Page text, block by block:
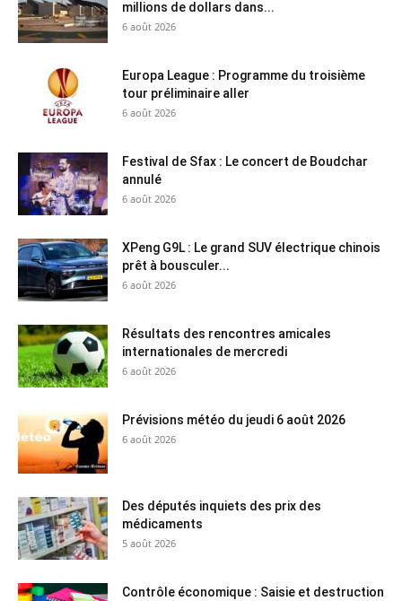
millions de dollars dans...
6 août 2026
Europa League : Programme du troisième
tour préliminaire aller
6 août 2026
Festival de Sfax : Le concert de Boudchar
annulé
6 août 2026
XPeng G9L : Le grand SUV électrique chinois
prêt à bousculer...
6 août 2026
Résultats des rencontres amicales
internationales de mercredi
6 août 2026
Prévisions météo du jeudi 6 août 2026
6 août 2026
Des députés inquiets des prix des
médicaments
5 août 2026
Contrôle économique : Saisie et destruction